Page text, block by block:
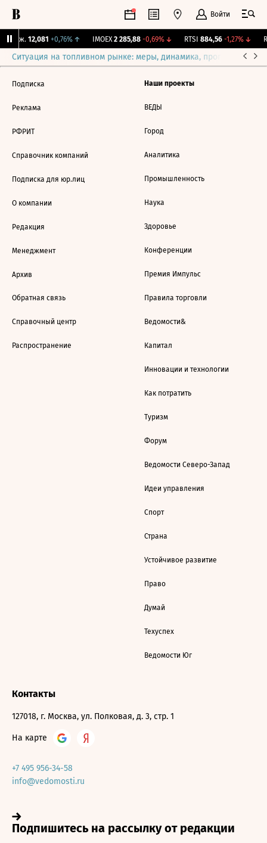
Войти
Бирж. 12,081 +0,76%↑ IMOEX 2 285,88 -0,69%↓ RTSI 884,56 -1,27%↓
Ситуация на топливном рынке: меры, динамика, прогнозы
Подписка
Реклама
РФРИТ
Справочник компаний
Подписка для юр.лиц
О компании
Редакция
Менеджмент
Архив
Обратная связь
Справочный центр
Распространение
Наши проекты
ВЕДЫ
Город
Аналитика
Промышленность
Наука
Здоровье
Конференции
Премия Импульс
Правила торговли
Ведомости&
Капитал
Инновации и технологии
Как потратить
Туризм
Форум
Ведомости Северо-Запад
Идеи управления
Спорт
Страна
Устойчивое развитие
Право
Думай
Техуспех
Ведомости Юг
Контакты
127018, г. Москва, ул. Полковая, д. 3, стр. 1
На карте
+7 495 956-34-58
info@vedomosti.ru